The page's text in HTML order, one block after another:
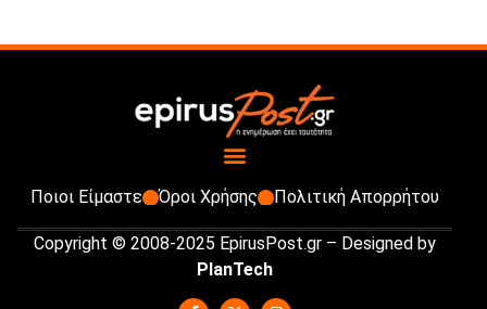
Ποιοι Είμαστε Όροι Χρήσης Πολιτική Απορρήτου
Copyright © 2008-2025 EpirusPost.gr – Designed by
PlanTech